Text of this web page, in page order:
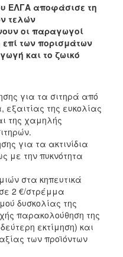
ΕΛΓΑ αποφάσισε τη
τελών
οι παραγωγοί
των πορισμάτων
και το ζωικό
για τα σιτηρά από
της ευκολίας
της χαμηλής
για τα ακτινίδια
με την πυκνότητα
στα κηπευτικά
2 €/στρέμμα
δυσκολίας της
παρακολούθηση της
εκτίμηση) και
των προϊόντων